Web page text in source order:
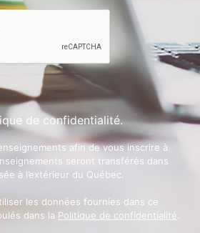
de confidentialité.
afin de vous inscrire à
seront transférés dans
à l’extérieur du Québec.
les données fournies dans ce
dans la Politique de confidentialité